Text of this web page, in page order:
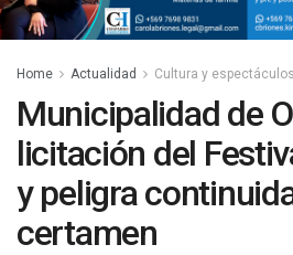
Home Actualidad Cultura y espectáculos
Municipalidad de
licitación del
y peligra
certamen